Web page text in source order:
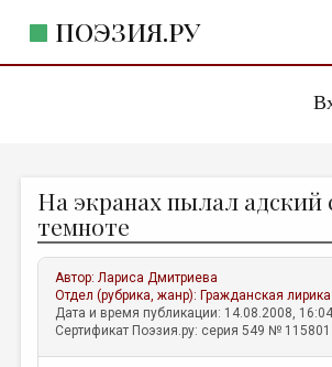
ПОЭЗИЯ.РУ
ЖАНРЫ
АВТОРЫ
КОММЕНТАРИИ
ЛИТСАЛОН
На экранах пылал адский
темноте
Автор:Лариса Дмитриева
Отдел (рубрика, жанр): Гражданская лирика
Дата и время публикации: 14.08.2008,
Сертификат Поэзия.ру: серия 549 № 115801